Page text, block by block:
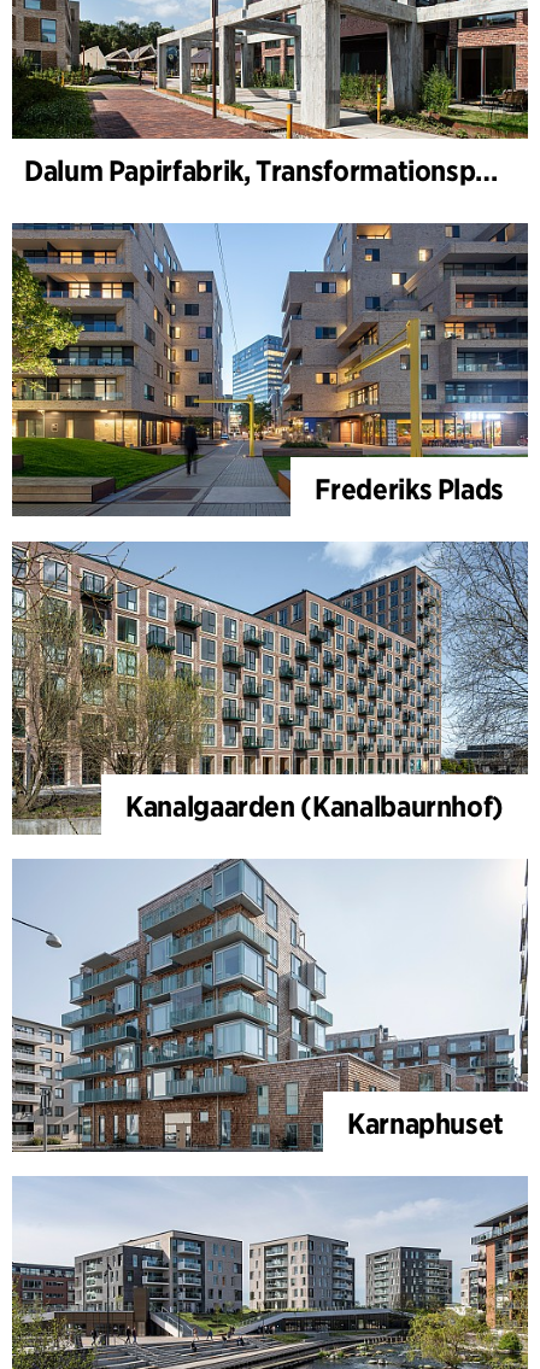
Dalum Papirfabrik, Transformationsplan
Frederiks Plads
Kanalgaarden (Kanalbaurnhof)
Karnaphuset